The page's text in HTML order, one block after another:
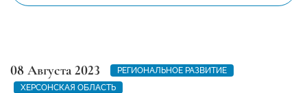
08 Августа 2023
РЕГИОНАЛЬНОЕ РАЗВИТИЕ
ХЕРСОНСКАЯ ОБЛАСТЬ